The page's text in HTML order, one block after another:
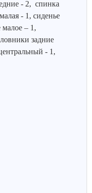
- 2, спинка
- 1, сиденье
малое – 1,
задние
- 1,